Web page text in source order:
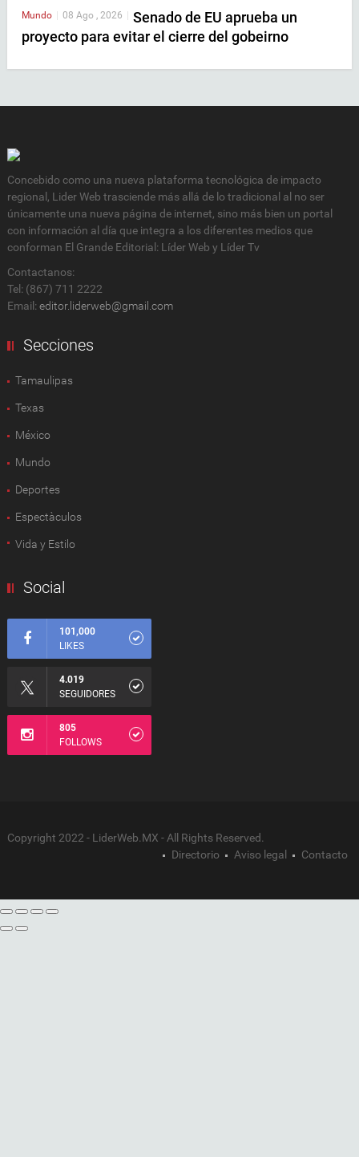
Mundo | 08 Ago , 2026 | Senado de EU aprueba un
proyecto para evitar el cierre del gobeirno
Concebido como una nueva plataforma tecnológica de impacto
regional, Lider Web trasciende más allá de lo tradicional al no ser
únicamente una nueva página de internet, sino más bien un portal
con información al día que integra a los diferentes medios que
conforman El Grande Editorial: Líder Web y Líder Tv
Contactanos:
Tel: (867) 711 2222
Email: editor.liderweb@gmail.com
Secciones
Tamaulipas
Texas
México
Mundo
Deportes
Espectàculos
Vida y Estilo
Social
101,000
LIKES
4.019
SEGUIDORES
805
FOLLOWS
Copyright 2022 - LiderWeb.MX - All Rights Reserved.
Directorio
Aviso legal Contacto